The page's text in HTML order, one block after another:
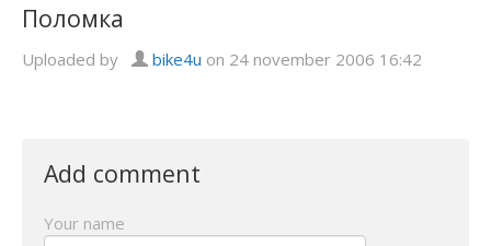
Поломка
Uploaded by bike4u on 24 november 2006 16:42
Add comment
Your name